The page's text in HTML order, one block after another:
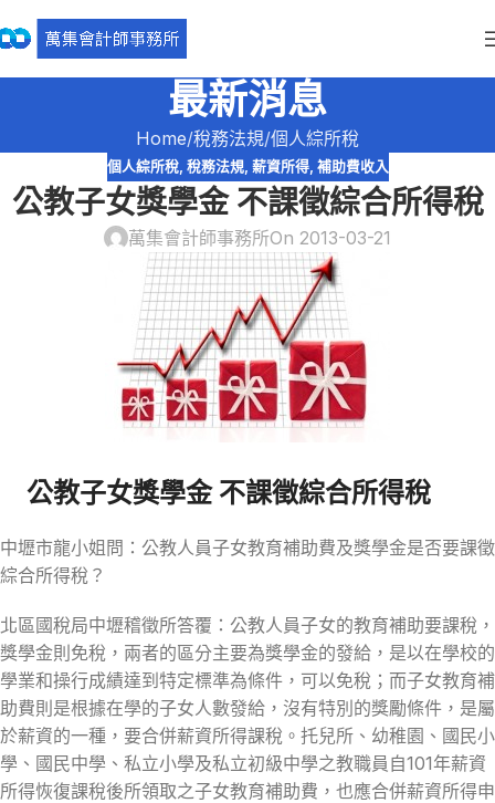
最新消息
Home 稅務法規 個人綜所稅
個人綜所稅, 稅務法規, 薪資所得, 補助費收入
公教子女獎學金 不課徵綜合所得稅
萬集會計師事務所On 2013-03-21
公教子女獎學金 不課徵綜合所得稅
中壢市龍小姐問：公教人員子女教育補助費及獎學金是否要課徵
綜合所得稅？
北區國稅局中壢稽徵所答覆：公教人員子女的教育補助要課稅，
獎學金則免稅，兩者的區分主要為獎學金的發給，是以在學校的
學業和操行成績達到特定標準為條件，可以免稅；而子女教育補
助費則是根據在學的子女人數發給，沒有特別的獎勵條件，是屬
於薪資的一種，要合併薪資所得課稅。托兒所、幼稚園、國民小
學、國民中學、私立小學及私立初級中學之教職員自101年薪資
所得恢復課稅後所領取之子女教育補助費，也應合併薪資所得申